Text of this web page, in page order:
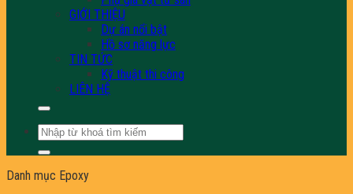
GIỚI THIỆU
Dự án nổi bật
Hồ sơ năng lực
TIN TỨC
Kỹ thuật thi công
LIÊN HỆ
Tìm
kiếm:
Danh mục Epoxy